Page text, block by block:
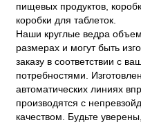
пищевых продуктов,
коробки для таблеток.
Наши круглые ведра
размерах и могут быть
заказу в соответствии с
потребностями.
автоматических линиях
производятся с
качеством. Будьте